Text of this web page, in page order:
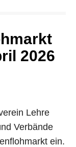
2026
Lehre
Verbände
ein.